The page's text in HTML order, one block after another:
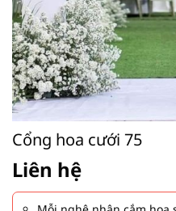
Cổng hoa cưới 75
Liên hệ